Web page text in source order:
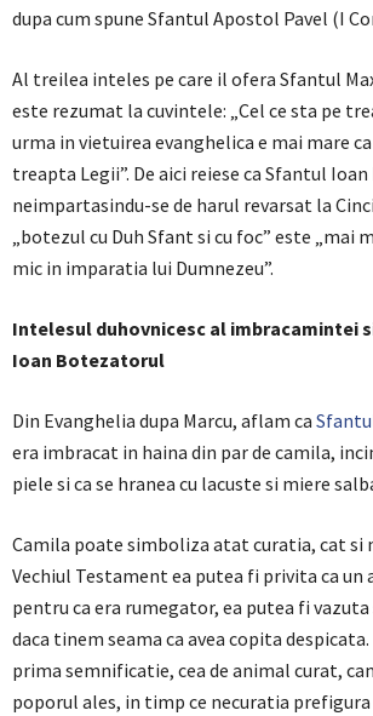
dupa cum spune Sfantul Apostol Pavel (I
Al treilea inteles pe care il ofera Sfantul
este rezumat la cuvintele: „Cel ce sta pe
urma in vietuirea evanghelica e mai mare
treapta Legii”. De aici reiese ca Sfantul
neimpartasindu-se de harul revarsat la
„botezul cu Duh Sfant si cu foc” este „mai
mic in imparatia lui Dumnezeu”.
Intelesul duhovnicesc al imbracamintei
Ioan Botezatorul
Din Evanghelia dupa Marcu, aflam ca
era imbracat in haina din par de camila,
piele si ca se hranea cu lacuste si miere
Camila poate simboliza atat curatia, cat si
Vechiul Testament ea putea fi privita ca un
pentru ca era rumegator, ea putea fi vazuta
daca tinem seama ca avea copita
prima semnificatie, cea de animal curat,
poporul ales, in timp ce necuratia